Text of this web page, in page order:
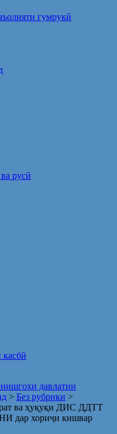
гумрукӣ
русӣ
давлатии
> Без рубрики >
ва ҳуқуқи ДИС ДДТТ
дар хориҷи кишвар